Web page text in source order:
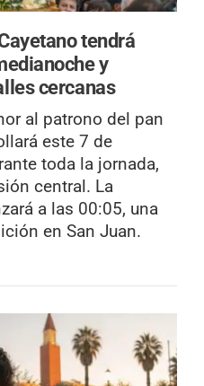
tendrá
y
cercanas
al patrono del pan
este 7 de
toda la jornada,
central. La
a las 00:05, una
en San Juan.